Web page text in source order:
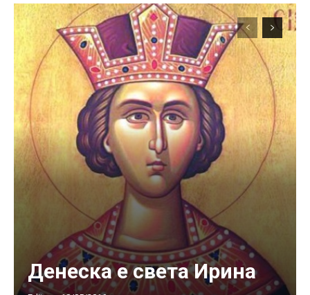
Денеска е света Ирина